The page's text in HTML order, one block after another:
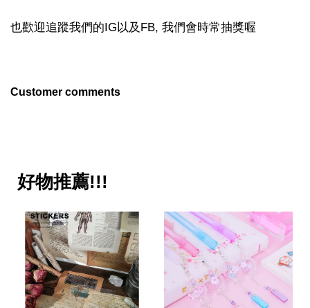
也歡迎追蹤我們的IG以及FB, 我們會時常抽獎喔
Customer comments
好物推薦!!!